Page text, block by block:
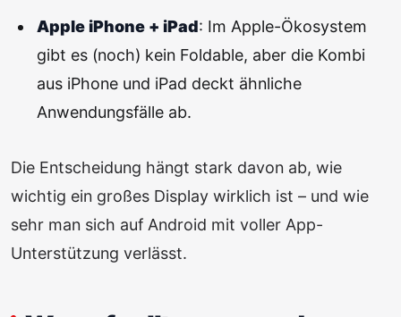
Apple iPhone + iPad: Im Apple-Ökosystem
gibt es (noch) kein Foldable, aber die Kombi
aus iPhone und iPad deckt ähnliche
Anwendungsfälle ab.
Die Entscheidung hängt stark davon ab, wie
wichtig ein großes Display wirklich ist – und wie
sehr man sich auf Android mit voller App-
Unterstützung verlässt.